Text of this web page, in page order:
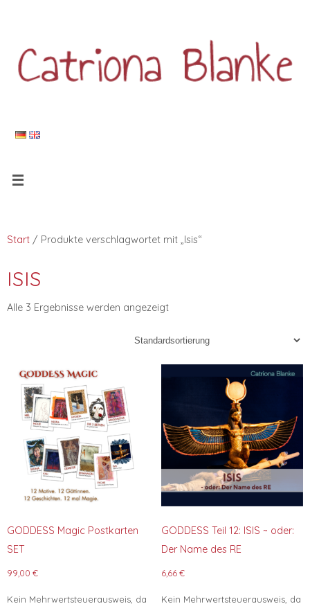
Start / Produkte verschlagwortet mit „Isis“
ISIS
Alle 3 Ergebnisse werden angezeigt
GODDESS Magic Postkarten
SET
99,00 €
Kein Mehrwertsteuerausweis, da
GODDESS Teil 12: ISIS ~ oder:
Der Name des RE
6,66 €
Kein Mehrwertsteuerausweis, da